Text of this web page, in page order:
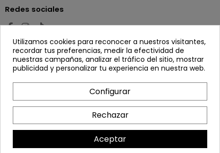
Redes sociales
Newsletter
Puede darse de baja en cualquier momento.
Para ello, consulte nuestra información de
Utilizamos cookies para reconocer a nuestros visitantes,
recordar tus preferencias, medir la efectividad de
nuestras campañas, analizar el tráfico del sitio, mostrar
publicidad y personalizar tu experiencia en nuestra web.
Configurar
Rechazar
Aceptar